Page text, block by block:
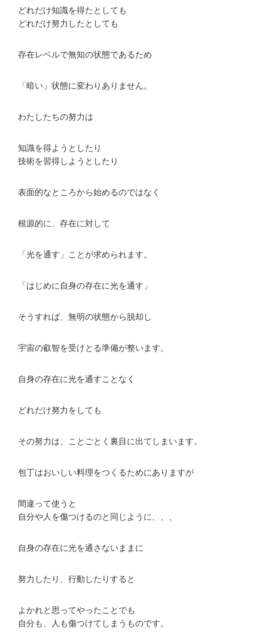
どれだけ知識を得たとしても
どれだけ努力したとしても
存在レベルで無知の状態であるため
「暗い」状態に変わりありません。
わたしたちの努力は
知識を得ようとしたり
技術を習得しようとしたり
表面的なところから始めるのではなく
根源的に、存在に対して
「光を通す」ことが求められます。
「はじめに自身の存在に光を通す」
そうすれば、無明の状態から脱却し
宇宙の叡智を受けとる準備が整います。
自身の存在に光を通すことなく
どれだけ努力をしても
その努力は、ことごとく裏目に出てしまいます。
包丁はおいしい料理をつくるためにありますが
間違って使うと
自分や人を傷つけるのと同じように、、、
自身の存在に光を通さないままに
努力したり、行動したりすると
よかれと思ってやったことでも
自分も、人も傷つけてしまうものです。